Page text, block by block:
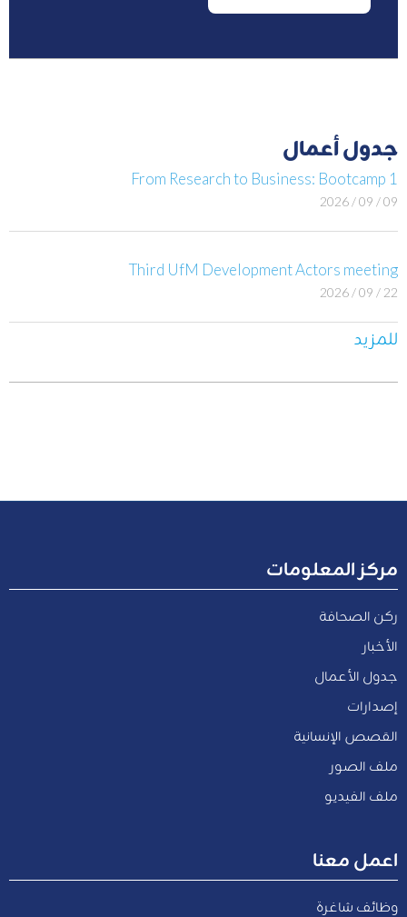
جدول أعمال
From Research to Business: Bootcamp 1
09 / 09 / 2026
Third UfM Development Actors meeting
22 / 09 / 2026
للمزيد
مركز المعلومات
ركن الصحافة
الأخبار
جدول الأعمال
إصدارات
القصص الإنسانية
ملف الصور
ملف الفيديو
اعمل معنا
وظائف شاغرة